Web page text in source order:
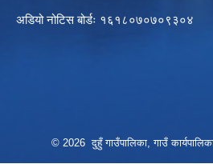
अडियो नोटिस बोर्डः १६१८०७०७०९३०४
© 2026 दुहुँ गाउँपालिका, गाउँ